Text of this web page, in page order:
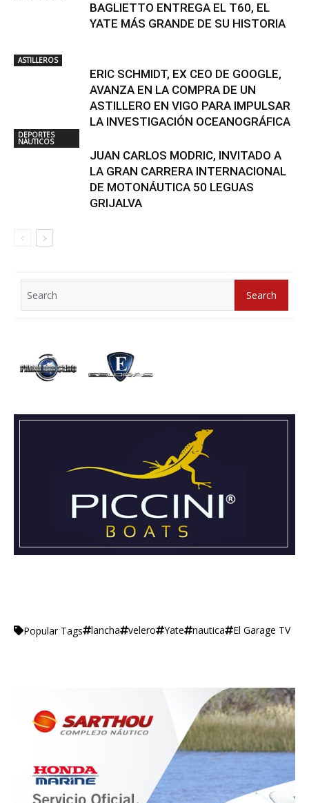
BAGLIETTO ENTREGA EL T60, EL
YATE MÁS GRANDE DE SU HISTORIA
ASTILLEROS
ERIC SCHMIDT, EX CEO DE GOOGLE,
AVANZA EN LA COMPRA DE UN
ASTILLERO EN VIGO PARA IMPULSAR
LA INVESTIGACIÓN OCEANOGRÁFICA
DEPORTES
NÁUTICOS
JUAN CARLOS MODRIC, INVITADO A
LA GRAN CARRERA INTERNACIONAL
DE MOTONÁUTICA 50 LEGUAS
GRIJALVA
for:
Search
Popular Tags lancha velero Yate nautica El Garage TV